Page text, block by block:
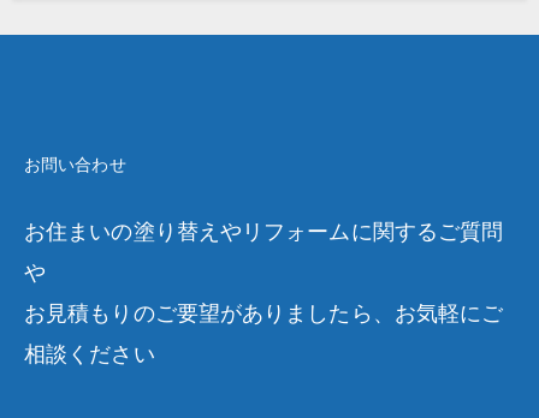
お問い合わせ
お住まいの塗り替えやリフォームに関するご質問
や
お見積もりのご要望がありましたら、お気軽にご
相談ください